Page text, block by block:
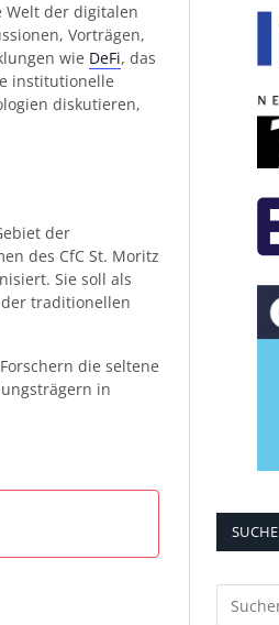
Welt der digitalen
Vorträgen,
wie DeFi, das
institutionelle
diskutieren,
der
des CfC St. Moritz
Sie soll als
traditionellen
die seltene
in
SUCHE